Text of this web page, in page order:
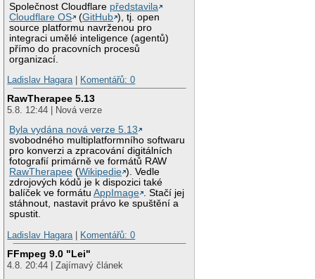
Společnost Cloudflare představila
Cloudflare OS
(GitHub ), tj. open
source platformu navrženou pro
integraci umělé inteligence (agentů)
přímo do pracovních procesů
organizací.
Ladislav Hagara| Komentářů: 0
RawTherapee 5.13
5.8. 12:44 | Nová verze
Byla vydána nová verze 5.13
svobodného multiplatformního softwaru
pro konverzi a zpracování digitálních
fotografií primárně ve formátů RAW
RawTherapee (Wikipedie ). Vedle
zdrojových kódů je k dispozici také
balíček ve formátuAppImage . Stačí jej
stáhnout, nastavit právo ke spuštění a
spustit.
Ladislav Hagara| Komentářů: 0
FFmpeg 9.0 "Lei"
4.8. 20:44 | Zajímavý článek